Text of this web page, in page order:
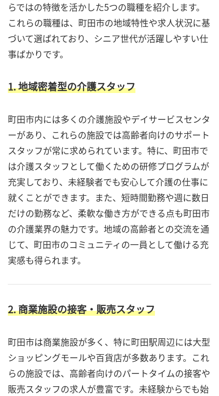
らではの特徴を活かした5つの職種を紹介します。
これらの職種は、町田市の地域特性や求人状況に基
づいて選ばれており、シニア世代が活躍しやすい仕
事ばかりです。
1. 地域密着型の介護スタッフ
町田市内には多くの介護施設やデイサービスセンタ
ーがあり、これらの施設では高齢者向けのサポート
スタッフが常に求められています。特に、町田市で
は介護スタッフとして働くための研修プログラムが
充実しており、未経験者でも安心して介護の仕事に
就くことができます。また、短時間勤務や週に数日
だけの勤務など、柔軟な働き方ができる点も町田市
の介護業界の魅力です。地域の高齢者との交流を通
じて、町田市のコミュニティの一員として働ける充
実感も得られます。
2. 商業施設の接客・販売スタッフ
町田市は商業施設が多く、特に町田駅周辺には大型
ショッピングモールや百貨店が多数あります。これ
らの施設では、高齢者向けのパートタイムの接客や
販売スタッフの求人が豊富です。未経験からでも始